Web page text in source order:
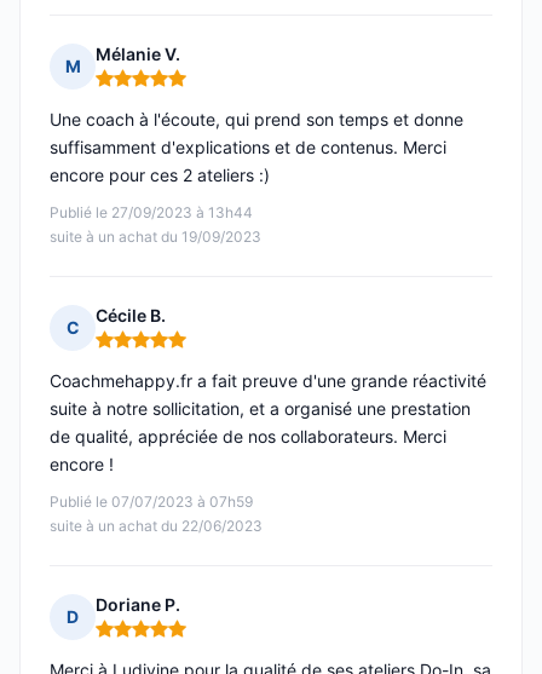
M
Mélanie V.
Note : 5 sur 5
Publié le 27/09/2023 à 13h44
suite à un achat du 19/09/2023
Une coach à l'écoute, qui prend son temps et donne
suffisamment d'explications et de contenus. Merci
encore pour ces 2 ateliers :)
C
Cécile B.
Note : 5 sur 5
Publié le 07/07/2023 à 07h59
suite à un achat du 22/06/2023
Coachmehappy.fr a fait preuve d'une grande réactivité
suite à notre sollicitation, et a organisé une prestation
de qualité, appréciée de nos collaborateurs. Merci
encore !
D
Doriane P.
Note : 5 sur 5